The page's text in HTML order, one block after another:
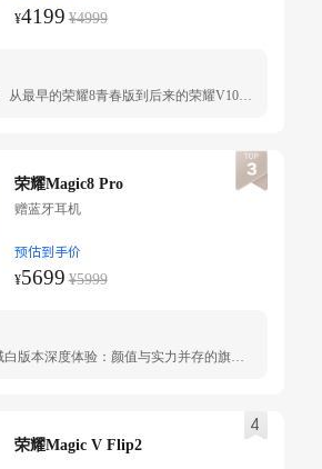
¥4199 ¥4999
我是荣耀忠实粉丝。从最早的荣耀8青春版到后来的荣耀V10后来又是荣耀V20再换的荣耀X40GT竞速版。5月份又换了荣耀GTPRO留着自己玩游戏非常好续航能力很强。家里给妈妈买的荣耀play8T前段时间又给妈妈换了荣耀X70。我对象原来用的华为畅享70PRO。现在也给她换个新的M8旗舰机。她非常喜欢这个天青釉。现在家里全家人都用荣耀手机。非常喜欢荣耀手机性价比很高。
荣耀Magic8 Pro
赠蓝牙耳机
预估到手价
¥5699 ¥5999
荣耀Magic8 Pro雪域白版本深度体验：颜值与实力并存的旗舰之作 一、外观设计：纯净美学与质感碰撞 荣耀Magic8 Pro雪域白版本以纯色背板搭配家族式“方圆宇宙”设计语言，摄像头模组中央印有“AiMAGE”字样，整体简约而不失高级感。背板采用特殊工艺处理，呈现细腻磨砂质感，有效减少指纹沾染，同时在光线折射下泛着淡淡珠光，兼具视觉美感与握持舒适度。机身右侧新增的AI相机融合按键，可快速唤醒相机及AI功能，成为白色背板上的点睛之笔。 二、屏幕显示：护眼与观感的双重升级 6.71英寸OLED等深四曲屏在白色机身衬托下更显通透，支持2808×1256分辨率、120Hz LTPO自适应刷新率及4320Hz高频PWM调光，夜间使用护眼效果显著。6000尼特峰值亮度确保户外强光下画面依旧清晰，微曲屏弧度控制精准，兼顾操作手感与防误触需求。 总结：颜值党与实用派的理想之选
4
荣耀Magic V Flip2